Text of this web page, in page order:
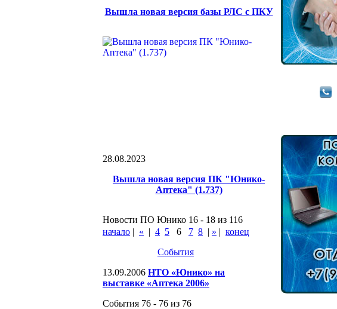
Вышла новая версия базы РЛС с ПКУ
28.08.2023
Вышла новая версия ПК "Юнико-
Аптека" (1.737)
Новости ПО Юнико 16 - 18 из 116
начало | « | 4 5 6 7 8 | » | конец
События
13.09.2006 НТО «Юнико» на
выставке «Аптека 2006»
События 76 - 76 из 76